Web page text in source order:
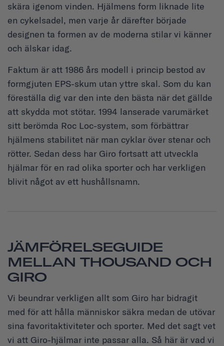
skära igenom vinden. Hjälmens form liknade lite
en cykelsadel, men varje år därefter började
designen ta formen av de moderna stilar vi känner
och älskar idag.
Faktum är att 1986 års modell i princip bestod av
formgjuten EPS-skum utan yttre skal. Som du kan
föreställa dig var den inte den bästa när det gällde
att skydda mot stötar. 1994 lanserade varumärket
sitt berömda Roc Loc-system, som förbättrar
hjälmens stabilitet när man cyklar över stenar och
rötter. Sedan dess har Giro fortsatt att utveckla
hjälmar för en rad olika sporter och har verkligen
blivit något av ett hushållsnamn.
JÄMFÖRELSEGUIDE
MELLAN THOUSAND OCH
GIRO
Vi beundrar verkligen allt som Giro har bidragit
med för att hålla människor säkra medan de utövar
sina favoritaktiviteter och sporter. Med det sagt vet
vi att Giro-hjälmar inte passar alla. Så här är vad vi